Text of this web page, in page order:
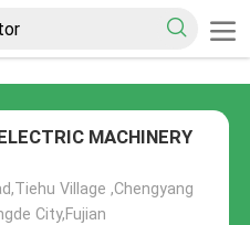
MACHINERY
Village ,Chengyang
City,Fujian